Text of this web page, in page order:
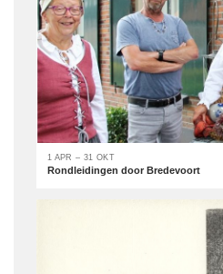
1 APR – 31 OKT
Rondleidingen door Bredevoort